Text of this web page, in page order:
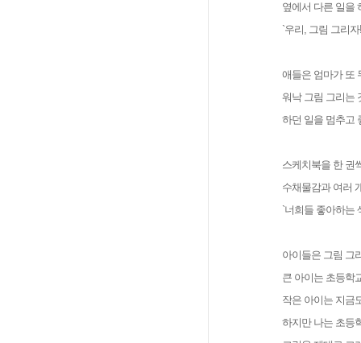
옆에서 다른 일을
`우리, 그림 그리자
애들은 엄마가 또
워낙 그림 그리는
하던 일을 멈추고
스케치북을 한 권
수채물감과 여러
`너희들 좋아하는
아이들은 그림 그
큰 아이는 초등학
작은 아이는 지금
하지만 나는 초등